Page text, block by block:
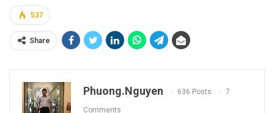
537
Share
Phuong.nguyen 636 Posts 7
Comments